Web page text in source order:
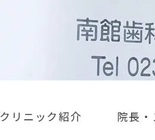
クリニック紹介 院長